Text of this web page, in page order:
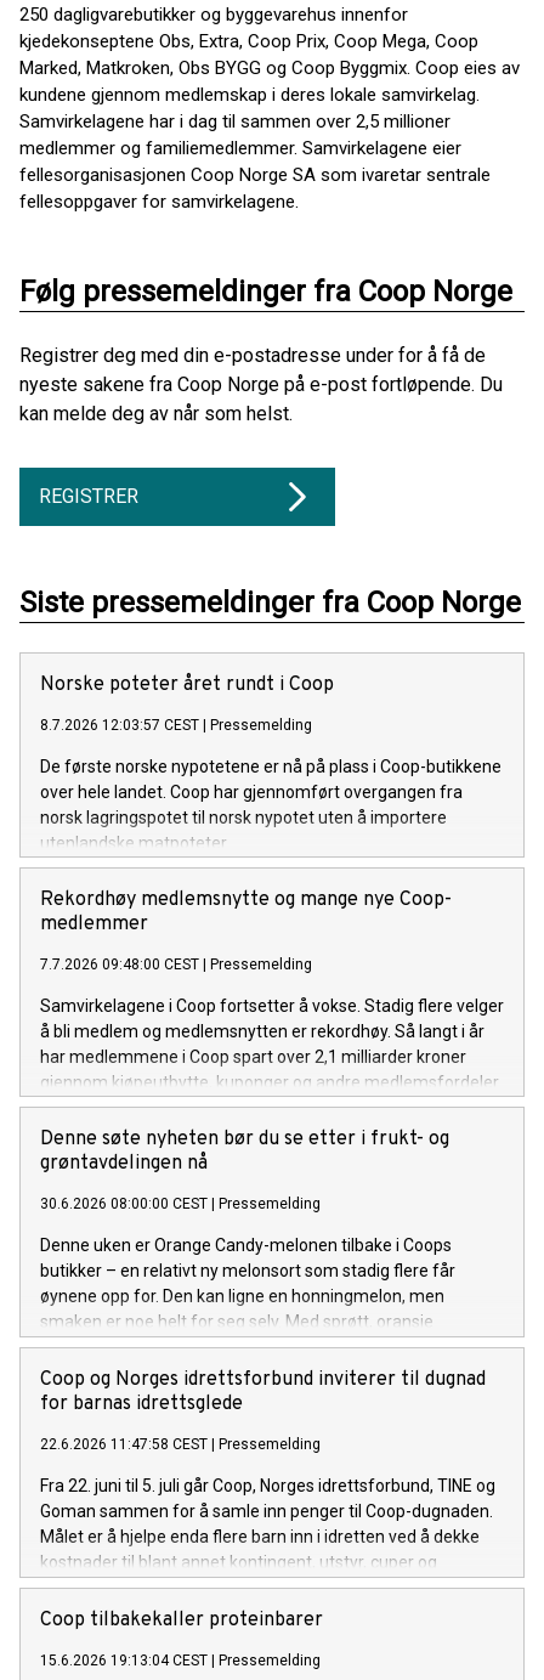
250 dagligvarebutikker og byggevarehus innenfor
kjedekonseptene Obs, Extra, Coop Prix, Coop Mega, Coop
Marked, Matkroken, Obs BYGG og Coop Byggmix. Coop eies av
kundene gjennom medlemskap i deres lokale samvirkelag.
Samvirkelagene har i dag til sammen over 2,5 millioner
medlemmer og familiemedlemmer. Samvirkelagene eier
fellesorganisasjonen Coop Norge SA som ivaretar sentrale
fellesoppgaver for samvirkelagene.
Følg pressemeldinger fra Coop Norge
Registrer deg med din e-postadresse under for å få de
nyeste sakene fra Coop Norge på e-post fortløpende. Du
kan melde deg av når som helst.
REGISTRER
Siste pressemeldinger fra Coop Norge
Norske poteter året rundt i Coop
8.7.2026 12:03:57 CEST Pressemelding
De første norske nypotetene er nå på plass i Coop-butikkene
over hele landet. Coop har gjennomført overgangen fra
norsk lagringspotet til norsk nypotet uten å importere
utenlandske matpoteter.
Rekordhøy medlemsnytte og mange nye Coop-
medlemmer
7.7.2026 09:48:00 CEST Pressemelding
Samvirkelagene i Coop fortsetter å vokse. Stadig flere velger
å bli medlem og medlemsnytten er rekordhøy. Så langt i år
har medlemmene i Coop spart over 2,1 milliarder kroner
gjennom kjøpeutbytte, kuponger og andre medlemsfordeler.
Denne søte nyheten bør du se etter i frukt- og
grøntavdelingen nå
30.6.2026 08:00:00 CEST Pressemelding
Denne uken er Orange Candy-melonen tilbake i Coops
butikker – en relativt ny melonsort som stadig flere får
øynene opp for. Den kan ligne en honningmelon, men
smaken er noe helt for seg selv. Med sprøtt, oransje
fruktkjøtt og en frisk, naturlig sødme, kan den fort bli en
sommerfavoritt for flere.
Coop og Norges idrettsforbund inviterer til dugnad
for barnas idrettsglede
22.6.2026 11:47:58 CEST Pressemelding
Fra 22. juni til 5. juli går Coop, Norges idrettsforbund, TINE og
Goman sammen for å samle inn penger til Coop-dugnaden.
Målet er å hjelpe enda flere barn inn i idretten ved å dekke
kostnader til blant annet kontingent, utstyr, cuper og
konkurranser.
Coop tilbakekaller proteinbarer
15.6.2026 19:13:04 CEST Pressemelding